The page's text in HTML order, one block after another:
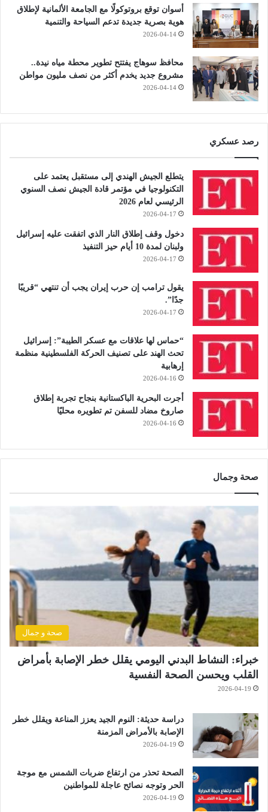
أسوان توقع بروتوكولًا مع الجامعة الألمانية لإطلاق
هوية بصرية جديدة تدعم السياحة والتنمية
2026-04-14
محافظ سوهاج يفتتح تطوير محطة مياه نيدة..
مشروع جديد يخدم أكثر من نصف مليون مواطن
2026-04-14
رصد عسكري
يتطلع الجيش الهندي إلى مستقبل يعتمد على
التكنولوجيا في مؤتمر قادة الجيش نصف السنوي
الرئيسي لعام 2026
2026-04-17
دخول وقف إطلاق النار الذي اتفقت عليه إسرائيل
ولبنان لمدة 10 أيام حيز التنفيذ
2026-04-17
يقول ترامب إن حرب إيران يجب أن تنتهي “قريبًا
جدًا”.
2026-04-17
“حماس لها علاقات مع عسكر الطيبة”: إسرائيل
تحث الهند على تصنيف الحركة الفلسطينية منظمة
إرهابية
2026-04-16
أجرت البحرية الباكستانية بنجاح تجربة إطلاق
صاروخ مضاد للسفن تم تطويره محليًا
2026-04-16
صحة وجمال
صحة و جمال
خبراء: النشاط البدني اليومي يقلل خطر الإصابة بأمراض
القلب ويحسن الصحة النفسية
2026-04-19
دراسة حديثة: النوم الجيد يعزز المناعة ويقلل خطر
الإصابة بالأمراض المزمنة
2026-04-19
الصحة تحذر من ارتفاع ضربات الشمس مع موجة
الحر وتوجه نصائح عاجلة للمواطنين
2026-04-19